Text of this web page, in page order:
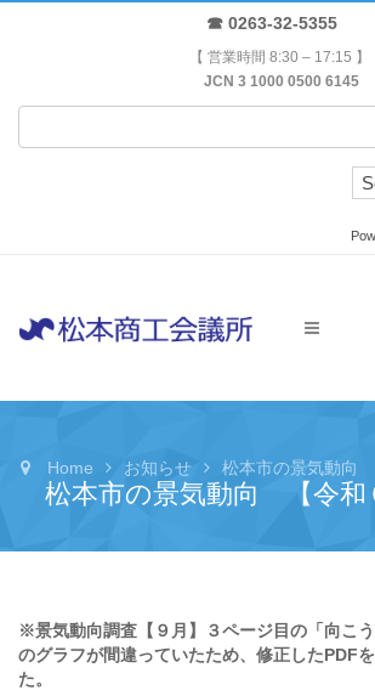
☎ 0263-32-5355
【 営業時間 8:30 – 17:15 】
JCN 3 1000 0500 6145
Home お知らせ 松本市の景気動向
松本市の景気動向 【令和
※景気動向調査【９月】３ページ目の「向こう
のグラフが間違っていたため、修正したPDF
た。